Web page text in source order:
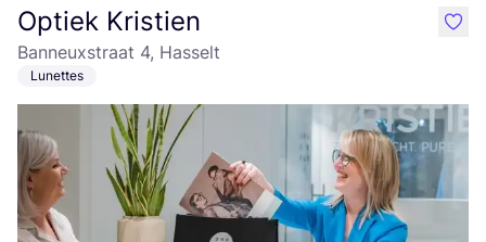
Optiek Kristien
Banneuxstraat 4, Hasselt
Lunettes
like